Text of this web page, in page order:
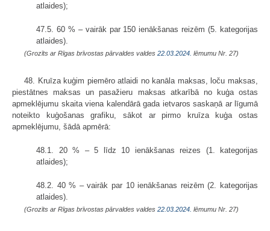
atlaides);
47.5. 60 % – vairāk par 150 ienākšanas reizēm (5. kategorijas
atlaides).
(Grozīts ar Rīgas brīvostas pārvaldes valdes 22.03.2024. lēmumu Nr. 27)
48. Kruīza kuģim piemēro atlaidi no kanāla maksas, loču maksas,
piestātnes maksas un pasažieru maksas atkarībā no kuģa ostas
apmeklējumu skaita viena kalendārā gada ietvaros saskaņā ar līgumā
noteikto kuģošanas grafiku, sākot ar pirmo kruīza kuģa ostas
apmeklējumu, šādā apmērā:
48.1. 20 % – 5 līdz 10 ienākšanas reizes (1. kategorijas
atlaides);
48.2. 40 % – vairāk par 10 ienākšanas reizēm (2. kategorijas
atlaides).
(Grozīts ar Rīgas brīvostas pārvaldes valdes 22.03.2024. lēmumu Nr. 27)